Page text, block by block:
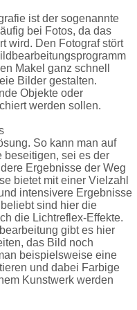
ist der sogenannte
bei Fotos, da das
wird. Den Fotograf stört
Makel ganz schnell
Bilder gestalten.
Objekte oder
werden sollen.
So kann man auf
beseitigen, sei es der
Ergebnisse der Weg
bietet mit einer Vielzahl
intensivere Ergebnisse
sind hier die
die Lichtreflex-Effekte.
gibt es hier
das Bild noch
beispielsweise eine
und dabei Farbige
Kunstwerk werden